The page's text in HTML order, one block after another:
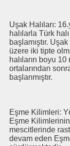
Uşak Halıları:
halılarla Türk
başlamıştır.
üzere iki tipte
halıların boyu
ortalarından
başlanmıştır.
Eşme Kilimleri:
Eşme
mescitlerinde
devam eden